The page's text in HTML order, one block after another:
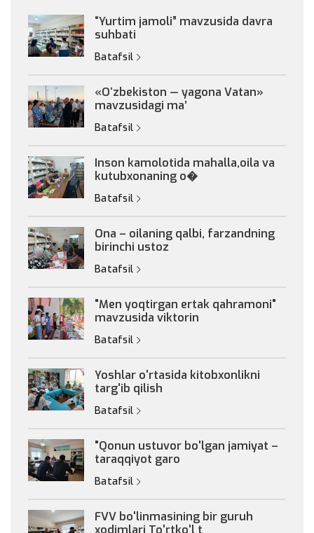
“Yurtim jamoli” mavzusida davra
suhbati
Batafsil
«Oʻzbekiston — yagona Vatan»
mavzusidagi maʼ
Batafsil
Inson kamolotida mahalla,oila va
kutubxonaning o�
Batafsil
Ona – oilaning qalbi, farzandning
birinchi ustoz
Batafsil
"Men yoqtirgan ertak qahramoni"
mavzusida viktorin
Batafsil
Yoshlar o'rtasida kitobxonlikni
targ'ib qilish
Batafsil
"Qonun ustuvor bo'lgan jamiyat –
taraqqiyot garo
Batafsil
FVV bo'linmasining bir guruh
xodimlari To'rtko'l t